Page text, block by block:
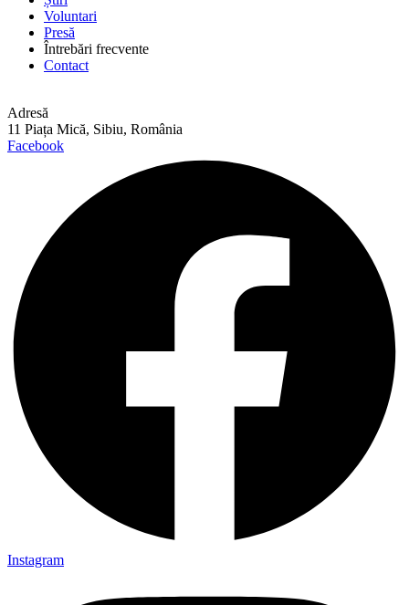
Voluntari
Presă
Întrebări frecvente
Contact
Adresă
11 Piața Mică, Sibiu, România
Facebook
Instagram